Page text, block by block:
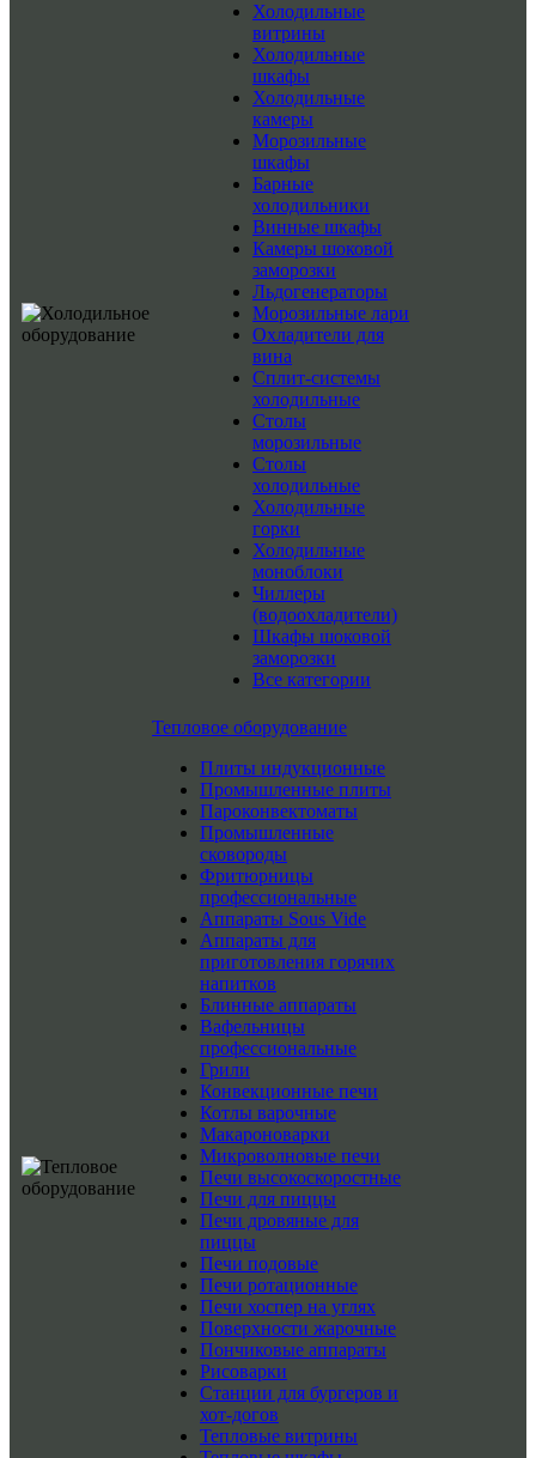
Холодильные
витрины
Холодильные
шкафы
Холодильные
камеры
Морозильные
шкафы
Барные
холодильники
Винные шкафы
Камеры шоковой
заморозки
Льдогенераторы
Морозильные лари
Охладители для
вина
Сплит-системы
холодильные
Столы
морозильные
Столы
холодильные
Холодильные
горки
Холодильные
моноблоки
Чиллеры
(водоохладители)
Шкафы шоковой
заморозки
Все категории
Тепловое оборудование
Плиты индукционные
Промышленные плиты
Пароконвектоматы
Промышленные
сковороды
Фритюрницы
профессиональные
Аппараты Sous Vide
Аппараты для
приготовления горячих
напитков
Блинные аппараты
Вафельницы
профессиональные
Грили
Конвекционные печи
Котлы варочные
Макароноварки
Микроволновые печи
Печи высокоскоростные
Печи для пиццы
Печи дровяные для
пиццы
Печи подовые
Печи ротационные
Печи хоспер на углях
Поверхности жарочные
Пончиковые аппараты
Рисоварки
Станции для бургеров и
хот-догов
Тепловые витрины